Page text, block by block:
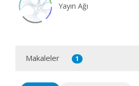
Yayın Ağı
Makaleler 1